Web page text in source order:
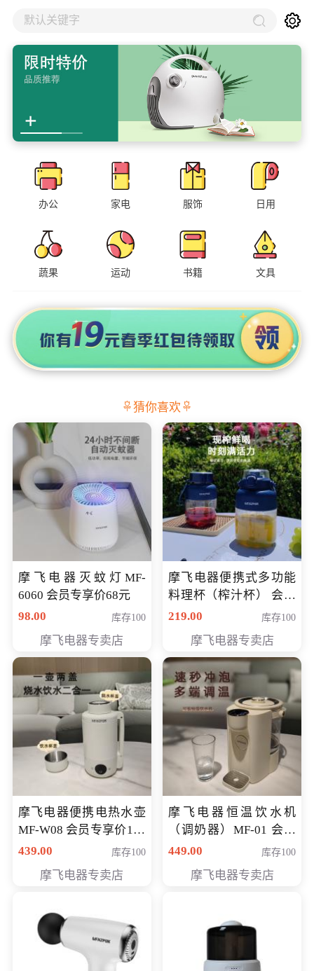
默认关键字
办公 家电 服饰 日用
蔬果 运动 书籍 文具
猜你喜欢
摩飞电器灭蚊灯MF-
6060 会员专享价68元
98.00
库存100
摩飞电器专卖店
摩飞电器便携式多功能
料理杯（榨汁杯） 会员
专享价118元
219.00 库存100
摩飞电器专卖店
摩飞电器便携电热水壶
MF-W08 会员专享价198
元
439.00 库存100
摩飞电器专卖店
摩飞电器恒温饮水机
（调奶器）MF-01 会员
专享价366元
449.00 库存100
摩飞电器专卖店